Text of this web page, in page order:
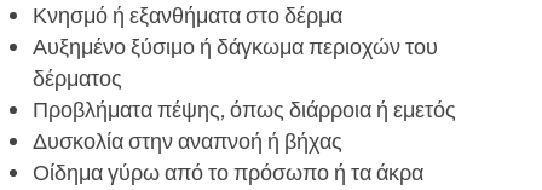
Κνησμό ή εξανθήματα στο δέρμα
Αυξημένο ξύσιμο ή δάγκωμα περιοχών του
δέρματος
Προβλήματα πέψης, όπως διάρροια ή εμετός
Δυσκολία στην αναπνοή ή βήχας
Οίδημα γύρω από το πρόσωπο ή τα άκρα